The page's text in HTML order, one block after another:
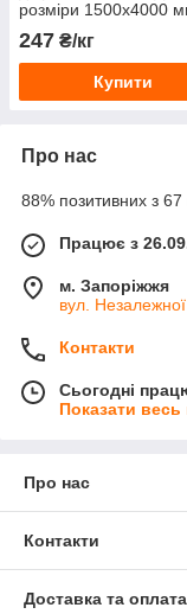
розміри 1500х4000
247 ₴/кг
Купити
Про нас
88% позитивних з 67
Працює з
м. Запоріжжя
вул.
Контакти
Сьогодні
Показати весь
Про нас
Контакти
Доставка та оплата